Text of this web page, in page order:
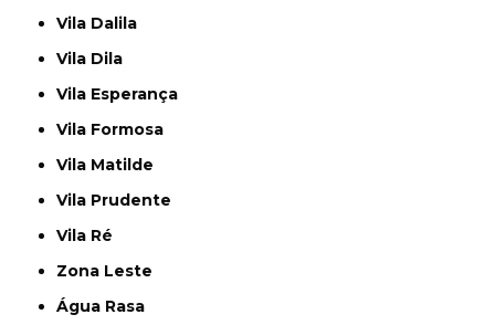
Vila Dalila
Vila Dila
Vila Esperança
Vila Formosa
Vila Matilde
Vila Prudente
Vila Ré
Zona Leste
Água Rasa